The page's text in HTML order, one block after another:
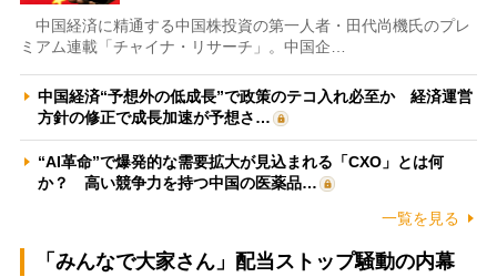
中国経済に精通する中国株投資の第一人者・田代尚機氏のプレ
ミアム連載「チャイナ・リサーチ」。中国企…
中国経済“予想外の低成長”で政策のテコ入れ必至か 経済運営
方針の修正で成長加速が予想さ…
“AI革命”で爆発的な需要拡大が見込まれる「CXO」とは何
か？ 高い競争力を持つ中国の医薬品…
一覧を見る
「みんなで大家さん」配当ストップ騒動の内幕